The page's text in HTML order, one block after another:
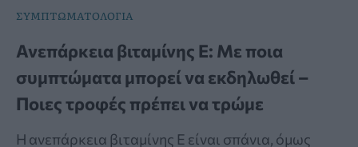
ΣΥΜΠΤΩΜΑΤΟΛΟΓΙΑ
Ανεπάρκεια βιταμίνης Ε: Με ποια
συμπτώματα μπορεί να εκδηλωθεί –
Ποιες τροφές πρέπει να τρώμε
Η ανεπάρκεια βιταμίνης Ε είναι σπάνια, όμως